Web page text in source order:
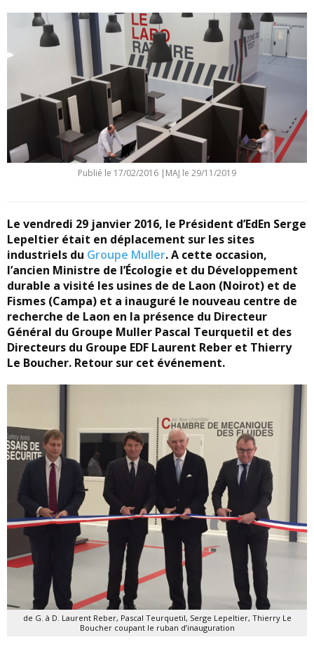
Publié le 17/02/2016 | MAJ le 29/11/2019
Le vendredi 29 janvier 2016, le Président d’EdEn Serge
Lepeltier était en déplacement sur les sites
industriels du Groupe Muller. A cette occasion,
l’ancien Ministre de l’Écologie et du Développement
durable a visité les usines de de Laon (Noirot) et de
Fismes (Campa) et a inauguré le nouveau centre de
recherche de Laon en la présence du Directeur
Général du Groupe Muller Pascal Teurquetil et des
Directeurs du Groupe EDF Laurent Reber et Thierry
Le Boucher. Retour sur cet événement.
de G. à D. Laurent Reber, Pascal Teurquetil, Serge Lepeltier, Thierry Le
Boucher coupant le ruban d’inauguration